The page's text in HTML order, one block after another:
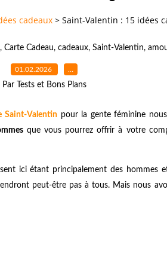
cadeaux > Saint-Valentin : 15 idées
, Carte Cadeau, cadeaux, Saint-Valentin,
01.02.2026 …
Par Tests et Bons Plans
Saint-Valentin pour la gente féminine
que vous pourrez offrir à votre
ici étant principalement des hommes
peut-être pas à tous. Mais nous